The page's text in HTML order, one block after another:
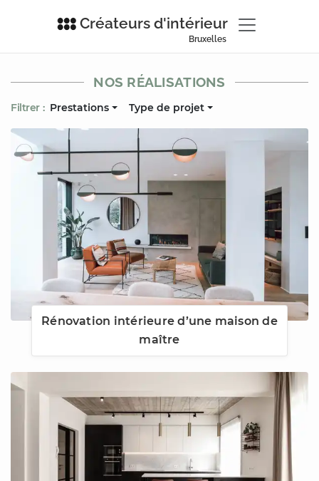
Créateurs d'intérieur
Bruxelles
NOS RÉALISATIONS
Filtrer : Prestations Type de projet
Rénovation intérieure d’une maison de
maître